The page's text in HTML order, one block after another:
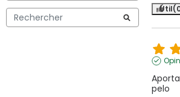
Útil
pelo